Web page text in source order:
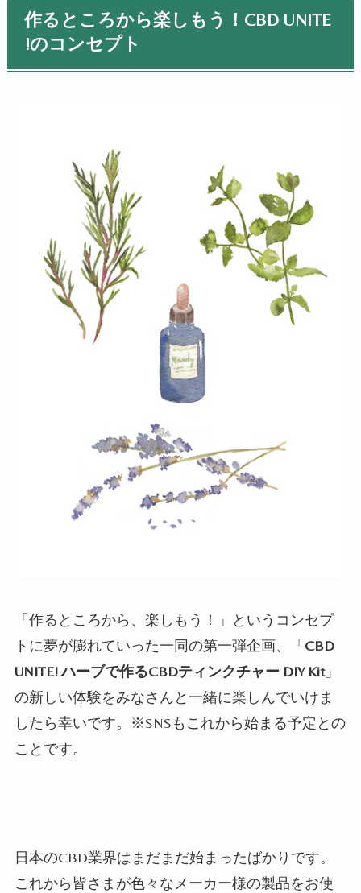
作るところから楽しもう！CBD UNITE
!のコンセプト
「作るところから、楽しもう！」というコンセプ
トに夢が膨れていった一同の第一弾企画、「CBD
UNITE! ハーブで作るCBDティンクチャー DIY Kit」
の新しい体験をみなさんと一緒に楽しんでいけま
したら幸いです。※SNSもこれから始まる予定との
ことです。
日本のCBD業界はまだまだ始まったばかりです。
これから皆さまが色々なメーカー様の製品をお使